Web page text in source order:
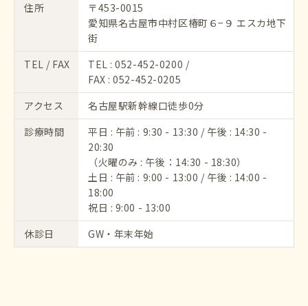
住所
〒453-0015
愛知県名古屋市中村区椿町６−９ エスカ地下
街
TEL / FAX
TEL :052-452-0200 /
FAX : 052-452-0205
アクセス
名古屋駅新幹線口徒歩0分
診療時間
平日 : 午前 : 9:30 - 13:30 / 午後 : 14:30 -
20:30
（火曜のみ : 午後：14:30 - 18:30）
土日 : 午前 : 9:00 - 13:00 / 午後 : 14:00 -
18:00
祝日 : 9:00 - 13:00
休診日
GW・年末年始